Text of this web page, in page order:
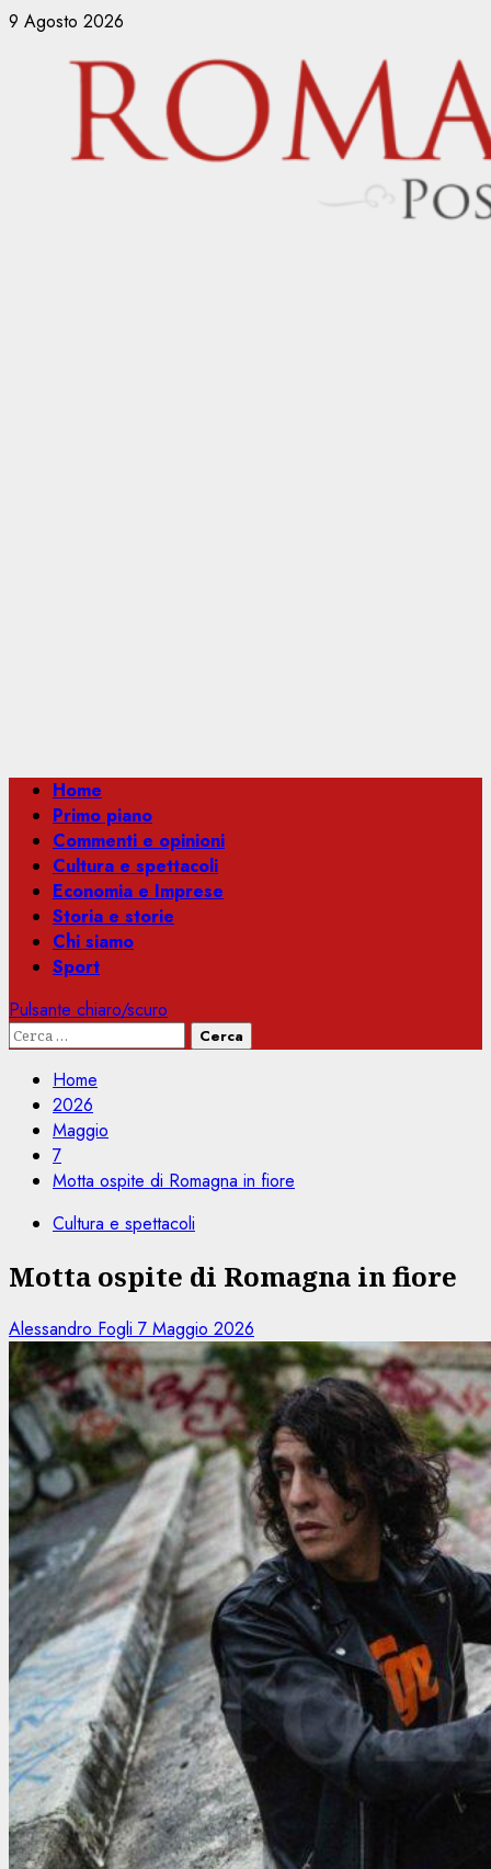
Vai
contenuto
9 Agosto 2026
Menu
principale
Home
Primo piano
Commenti e opinioni
Cultura e spettacoli
Economia e Imprese
Storia e storie
Chi siamo
Sport
Pulsante chiaro/scuro
Ricerca
Home
2026
Maggio
7
Motta ospite di Romagna in fiore
Cultura e spettacoli
Motta ospite di Romagna in fiore
Alessandro Fogli 7 Maggio 2026